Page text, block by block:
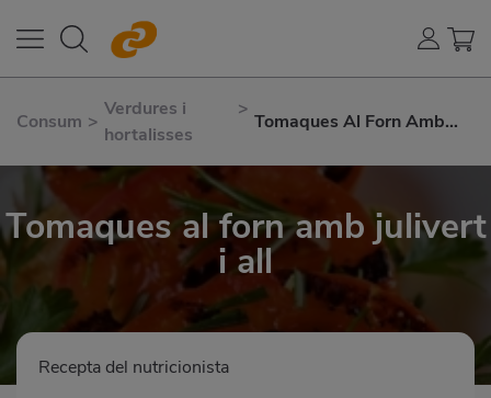
Consum >
Verdures i
hortalisses
>
Tomaques Al Forn Amb
Tomaques al forn amb julivert
i all
Recepta del nutricionista